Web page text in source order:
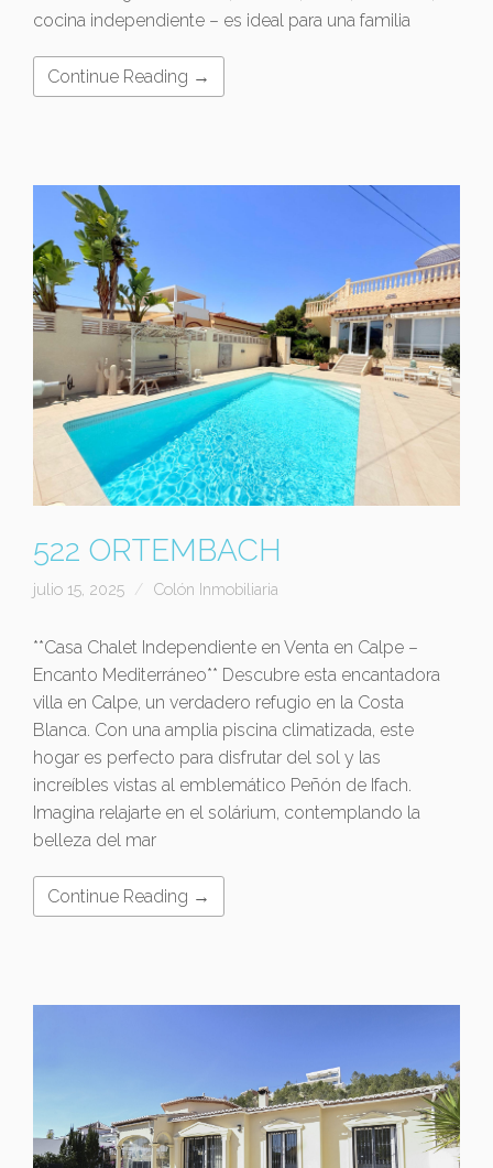
cocina independiente – es ideal para una familia
Continue Reading →
522 ORTEMBACH
julio 15, 2025 Colón Inmobiliaria
**Casa Chalet Independiente en Venta en Calpe –
Encanto Mediterráneo** Descubre esta encantadora
villa en Calpe, un verdadero refugio en la Costa
Blanca. Con una amplia piscina climatizada, este
hogar es perfecto para disfrutar del sol y las
increíbles vistas al emblemático Peñón de Ifach.
Imagina relajarte en el solárium, contemplando la
belleza del mar
Continue Reading →